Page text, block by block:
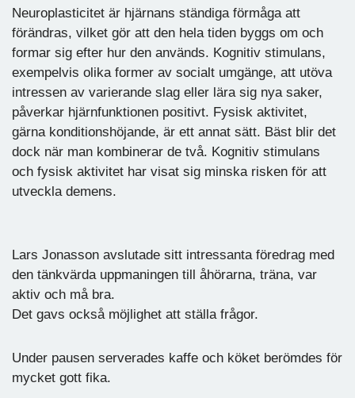
Neuroplasticitet är hjärnans ständiga förmåga att
förändras, vilket gör att den hela tiden byggs om och
formar sig efter hur den används. Kognitiv stimulans,
exempelvis olika former av socialt umgänge, att utöva
intressen av varierande slag eller lära sig nya saker,
påverkar hjärnfunktionen positivt. Fysisk aktivitet,
gärna konditionshöjande, är ett annat sätt. Bäst blir det
dock när man kombinerar de två. Kognitiv stimulans
och fysisk aktivitet har visat sig minska risken för att
utveckla demens.
Lars Jonasson avslutade sitt intressanta föredrag med
den tänkvärda uppmaningen till åhörarna, träna, var
aktiv och må bra.
Det gavs också möjlighet att ställa frågor.
Under pausen serverades kaffe och köket berömdes för
mycket gott fika.